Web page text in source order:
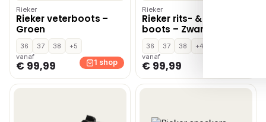
Rieker
Rieker veterboots –
Groen
36 37 38
+5
vanaf
€ 99,99 1 shop
Rieker
Rieker rits- & gesloten
boots – Zwart
36 37 38
+4
vanaf
€ 99,99